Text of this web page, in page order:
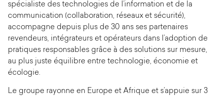
spécialiste des technologies de l’information et de la
communication (collaboration, réseaux et sécurité),
accompagne depuis plus de 30 ans ses partenaires
revendeurs, intégrateurs et opérateurs dans l’adoption de
pratiques responsables grâce à des solutions sur mesure,
au plus juste équilibre entre technologie, économie et
écologie.
Le groupe rayonne en Europe et Afrique et s’appuie sur 3